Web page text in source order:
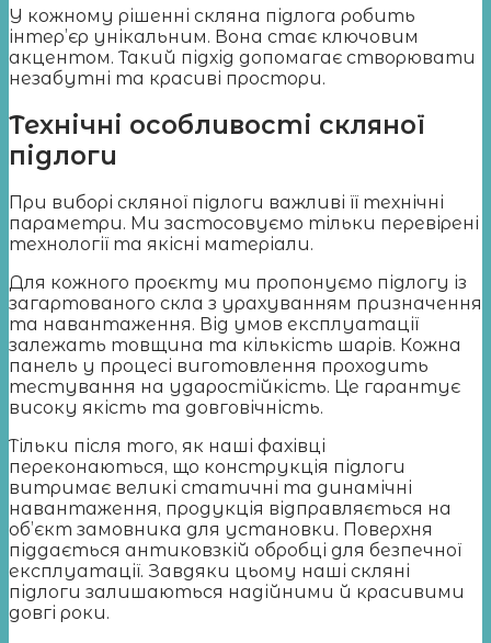
У кожному рішенні скляна підлога робить
інтер’єр унікальним. Вона стає ключовим
акцентом. Такий підхід допомагає створювати
незабутні та красиві простори.
Технічні особливості скляної
підлоги
При виборі скляної підлоги важливі її технічні
параметри. Ми застосовуємо тільки перевірені
технології та якісні матеріали.
Для кожного проєкту ми пропонуємо підлогу із
загартованого скла з урахуванням призначення
та навантаження. Від умов експлуатації
залежать товщина та кількість шарів. Кожна
панель у процесі виготовлення проходить
тестування на ударостійкість. Це гарантує
високу якість та довговічність.
Тільки після того, як наші фахівці
переконаються, що конструкція підлоги
витримає великі статичні та динамічні
навантаження, продукція відправляється на
об’єкт замовника для установки. Поверхня
піддається антиковзкій обробці для безпечної
експлуатації. Завдяки цьому наші скляні
підлоги залишаються надійними й красивими
довгі роки.